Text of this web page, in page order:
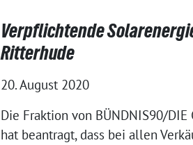
Verpflichtende
Ritterhude
20. August 2020
Die Fraktion von BÜNDNIS90/DIE
hat beantragt, dass bei allen